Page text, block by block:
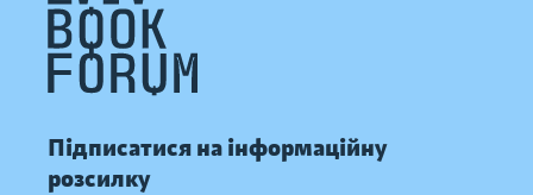
Підписатися на інформаційну
розсилку